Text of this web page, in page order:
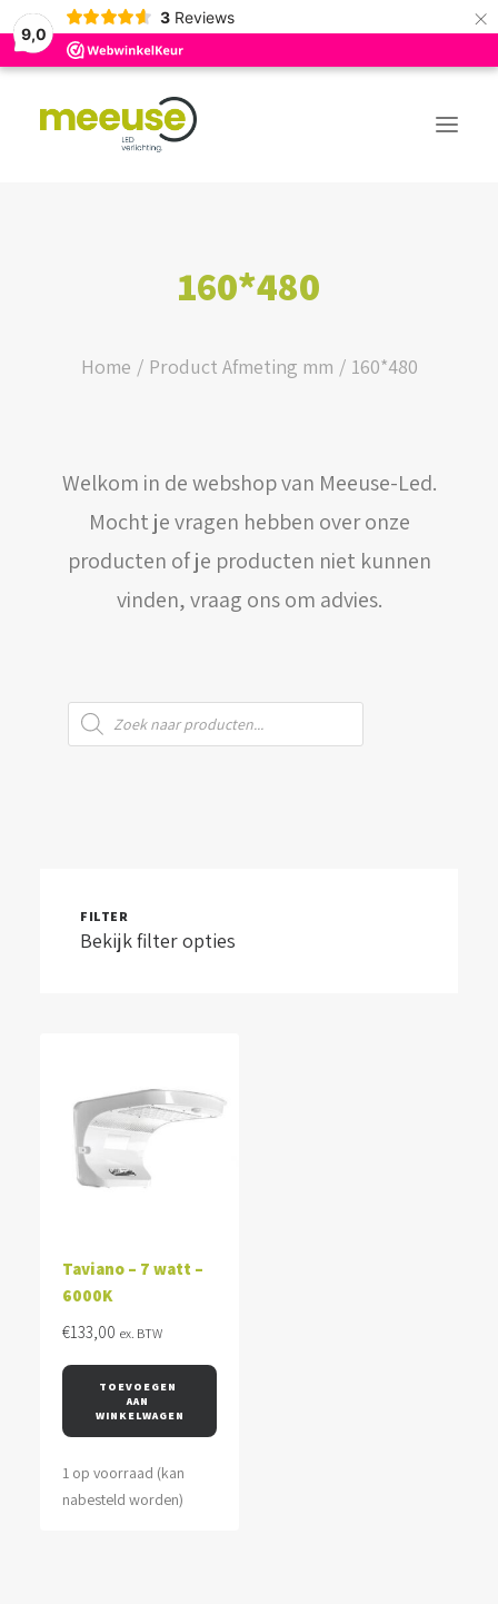
9,0
3 Reviews ×
BUDGET ASSORTIMENT
WEBSHOP
LOGIN / REGISTER
WINKELWAGEN
160*480
Home Product Afmeting mm 160*480
Welkom in de webshop van Meeuse-Led.
Mocht je vragen hebben over onze
producten of je producten niet kunnen
vinden, vraag ons om advies.
Producten
zoeken
FILTER
Bekijk filter opties
Taviano – 7 watt –
6000K
€133,00 ex. BTW
TOEVOEGEN
AAN
WINKELWAGEN
1 op voorraad (kan
nabesteld worden)